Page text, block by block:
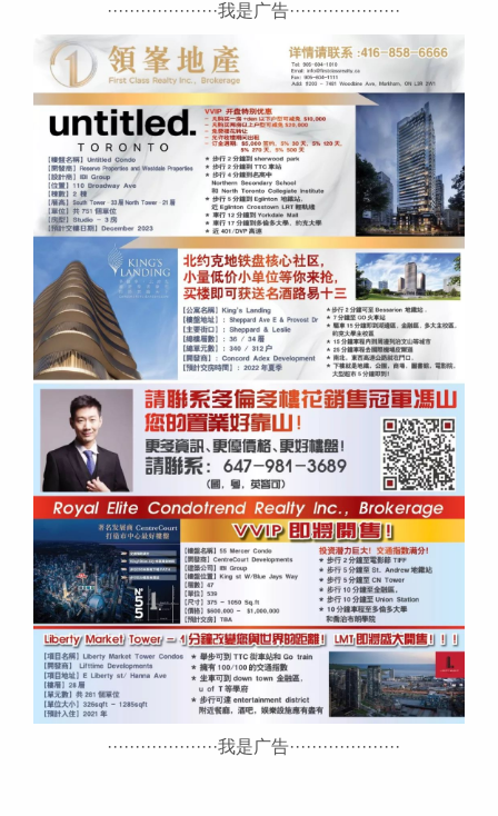
····················我是广告····················
····················我是广告····················